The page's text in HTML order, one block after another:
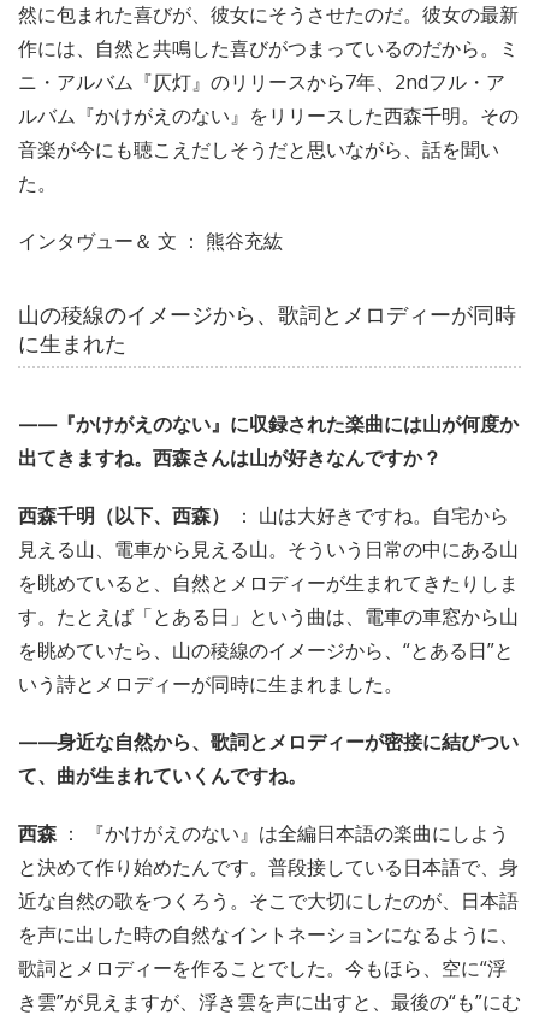
然に包まれた喜びが、彼女にそうさせたのだ。彼女の最新
作には、自然と共鳴した喜びがつまっているのだから。ミ
ニ・アルバム『仄灯』のリリースから7年、2ndフル・ア
ルバム『かけがえのない』をリリースした西森千明。その
音楽が今にも聴こえだしそうだと思いながら、話を聞い
た。
インタヴュー＆ 文 ： 熊谷充紘
山の稜線のイメージから、歌詞とメロディーが同時
に生まれた
——『かけがえのない』に収録された楽曲には山が何度か
出てきますね。西森さんは山が好きなんですか？
西森千明（以下、西森）
： 山は大好きですね。自宅から
見える山、電車から見える山。そういう日常の中にある山
を眺めていると、自然とメロディーが生まれてきたりしま
す。たとえば「とある日」という曲は、電車の車窓から山
を眺めていたら、山の稜線のイメージから、“とある日”と
いう詩とメロディーが同時に生まれました。
——身近な自然から、歌詞とメロディーが密接に結びつい
て、曲が生まれていくんですね。
西森 ： 『かけがえのない』は全編日本語の楽曲にしよう
と決めて作り始めたんです。普段接している日本語で、身
近な自然の歌をつくろう。そこで大切にしたのが、日本語
を声に出した時の自然なイントネーションになるように、
歌詞とメロディーを作ることでした。今もほら、空に“浮
き雲”が見えますが、浮き雲を声に出すと、最後の“も”にむ